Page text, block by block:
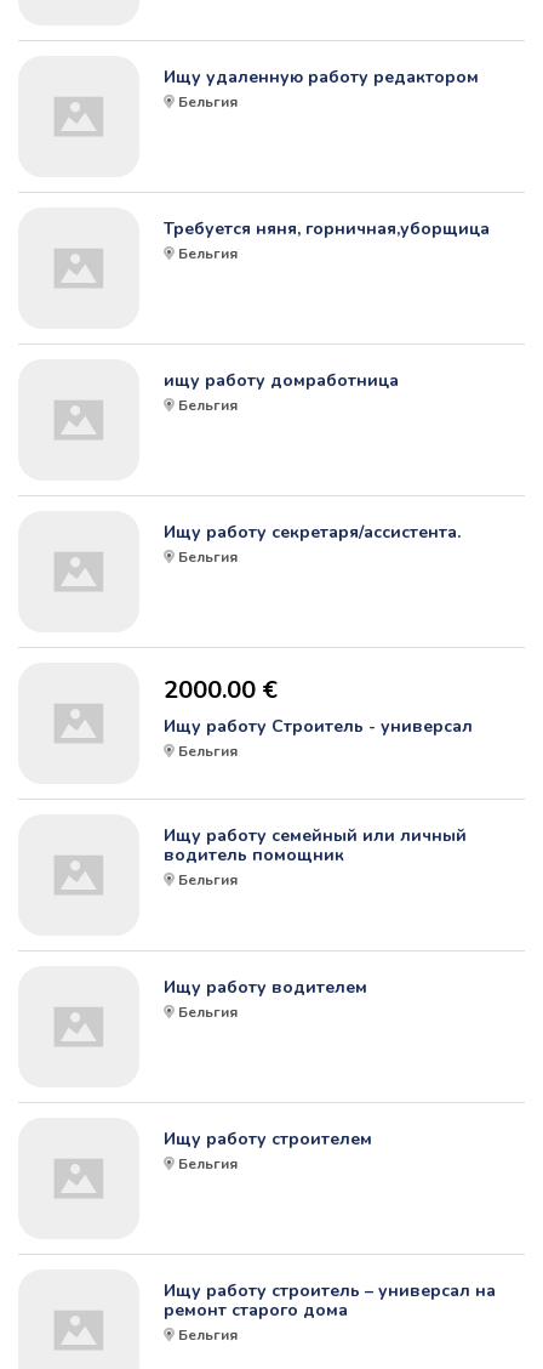
Ищу удаленную работу редактором
Бельгия
Требуется няня, горничная,уборщица
Бельгия
ищу работу домработница
Бельгия
Ищу работу секретаря/ассистента.
Бельгия
2000.00 €
Ищу работу Строитель - универсал
Бельгия
Ищу работу семейный или личный
водитель помощник
Бельгия
Ищу работу водителем
Бельгия
Ищу работу строителем
Бельгия
Ищу работу строитель – универсал на
ремонт старого дома
Бельгия